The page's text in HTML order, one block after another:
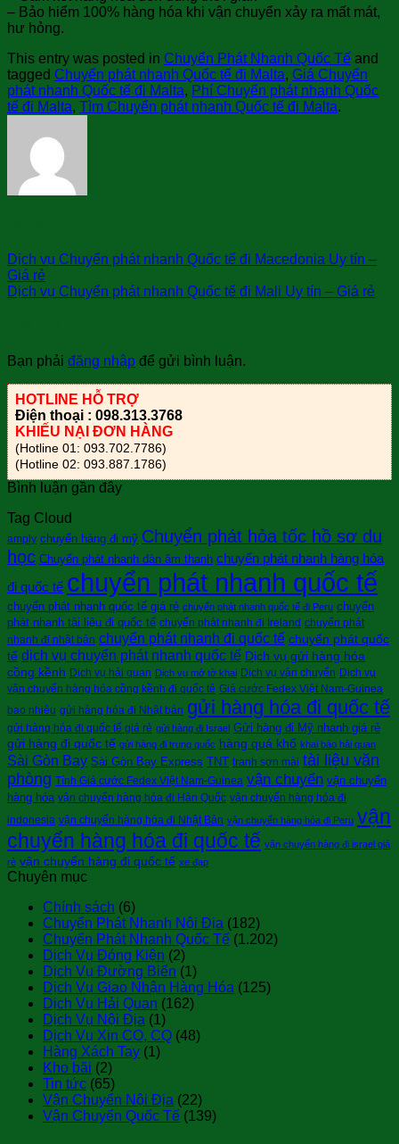
– Bảo hiểm 100% hàng hóa khi vận chuyển xảy ra mất mát,
hư hỏng.
This entry was posted in Chuyển Phát Nhanh Quốc Tế and
tagged Chuyển phát nhanh Quốc tế đi Malta, Giá Chuyển
phát nhanh Quốc tế đi Malta, Phí Chuyển phát nhanh Quốc
tế đi Malta, Tìm Chuyển phát nhanh Quốc tế đi Malta.
Dịch vụ Chuyển phát nhanh Quốc tế đi Macedonia Uy tín –
Giá rẻ
Dịch vụ Chuyển phát nhanh Quốc tế đi Mali Uy tín – Giá rẻ
Bạn phải đăng nhập để gửi bình luận.
HOTLINE HỖ TRỢ
Điện thoại : 098.313.3768
KHIẾU NẠI ĐƠN HÀNG
(Hotline 01: 093.702.7786)
(Hotline 02: 093.887.1786)
Bình luận gần đây
Tag Cloud
amply chuyển hàng đi mỹ Chuyển phát hỏa tốc hồ sơ du
học Chuyển phát nhanh dàn âm thanh chuyển phát nhanh hàng hóa
đi quốc tế chuyển phát nhanh quốc tế
chuyển phát nhanh quốc tế giá rẻ chuyển phát nhanh quốc tế đi Peru chuyển
phát nhanh tài liệu đi quốc tế chuyển phát nhanh đi Ireland chuyển phát
nhanh đi nhật bản chuyển phát nhanh đi quốc tế chuyển phát quốc
tế dịch vụ chuyển phát nhanh quốc tế Dịch vụ gửi hàng hóa
cồng kềnh Dịch vụ hải quan Dịch vụ mở tờ khai Dịch vụ vận chuyển Dịch vụ
vận chuyển hàng hóa cồng kềnh đi quốc tê Giá cước Fedex Việt Nam-Guinea
bao nhiêu gửi hàng hóa đi Nhật bản gửi hàng hóa đi quốc tế
gửi hàng hóa đi quốc tế giá rẻ gửi hàng đi Israel Gửi hàng đi Mỹ nhanh giá rẻ
gửi hàng đi quốc tế gửi hàng đi trung quốc hàng quá khổ khai báo hải quan
Sài Gòn Bay Sài Gòn Bay Express TNT tranh sơn mài tài liệu văn
phòng Tính Giá cước Fedex Việt Nam-Guinea vận chuyển vận chuyển
hàng hóa vận chuyển hàng hóa đi Hàn Quốc vận chuyển hàng hóa đi
indonesia vận chuyển hàng hóa đi Nhật Bản vận chuyển hàng hóa đi Peru vận
chuyển hàng hóa đi quốc tế vận chuyển hàng đi israel giá
rẻ vận chuyển hàng đi quốc tế xe đạp
Chuyên mục
Chính sách (6)
Chuyển Phát Nhanh Nội Địa (182)
Chuyển Phát Nhanh Quốc Tế (1.202)
Dịch Vụ Đóng Kiện (2)
Dịch Vụ Đường Biển (1)
Dịch Vụ Giao Nhận Hàng Hóa (125)
Dịch Vụ Hải Quan (162)
Dịch Vụ Nội Địa (1)
Dịch Vụ Xin CO, CQ (48)
Hàng Xách Tay (1)
Kho bãi (2)
Tin tức (65)
Vận Chuyển Nội Địa (22)
Vận Chuyển Quốc Tế (139)